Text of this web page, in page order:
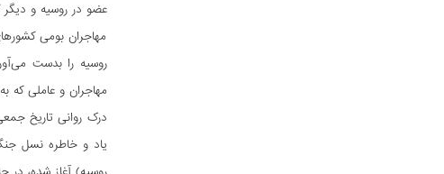
عضو در روسیه و دیگر
مهاجران بومی
روسیه را بدست
مهاجران و عاملی
درک روانی تاریخ